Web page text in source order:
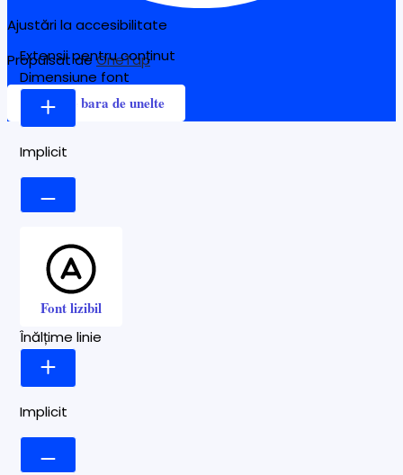
Ajustări la accesibilitate
Propulsat deOneTap
Ascunde bara de unelte
Extensii pentru conținut
Dimensiune font
Implicit
Font lizibil
Înălțime linie
Implicit